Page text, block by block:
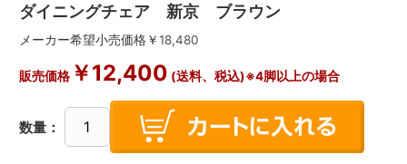
ダイニングチェア 新京 ブラウン
メーカー希望小売価格￥18,480
販売価格￥12,400 (送料、税込)※4脚以上の場合
数量：